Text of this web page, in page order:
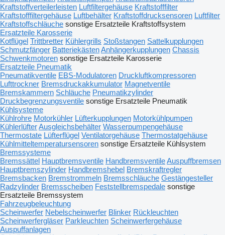
Kraftstoffverteilerleisten Luftfiltergehäuse Kraftstofffilter
Kraftstofffiltergehäuse Luftbehälter Kraftstoffdrucksensoren Luftfilter
Kraftstoffschläuche sonstige Ersatzteile Kraftstoffsystem
Ersatzteile Karosserie
Kotflügel Trittbretter Kühlergrills Stoßstangen Sattelkupplungen
Schmutzfänger BatteriekästenAnhängerkupplungen Chassis
Schwenkmotoren sonstige Ersatzteile Karosserie
Ersatzteile Pneumatik
Pneumatikventile EBS-Modulatoren Druckluftkompressoren
Lufttrockner Bremsdruckakkumulator Magnetventile
Bremskammern Schläuche Pneumatikzylinder
Druckbegrenzungsventile sonstige Ersatzteile Pneumatik
Kühlsysteme
Kühlrohre Motorkühler Lüfterkupplungen Motorkühlpumpen
KühlerlüfterAusgleichsbehälter Wasserpumpengehäuse
Thermostate Lüfterflügel Ventilatorgehäuse Thermostatgehäuse
Kühlmitteltemperatursensoren sonstige Ersatzteile Kühlsystem
Bremssysteme
Bremssättel Hauptbremsventile HandbremsventileAuspuffbremsen
Hauptbremszylinder Handbremshebel Bremskraftregler
Bremsbacken Bremstrommeln Bremsschläuche Gestängesteller
Radzylinder Bremsscheiben Feststellbremspedale sonstige
Ersatzteile Bremssystem
Fahrzeugbeleuchtung
Scheinwerfer Nebelscheinwerfer Blinker Rückleuchten
Scheinwerfergläser Parkleuchten Scheinwerfergehäuse
Auspuffanlagen